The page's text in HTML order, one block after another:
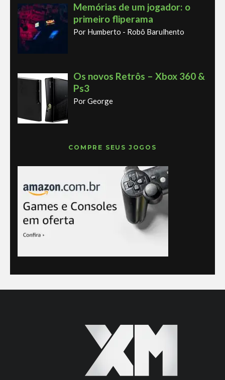
Memórias de um jogador: o
primeiro fliperama
Por Humberto - Robô Barulhento
Os novos Retrôs – Xbox 360 &
Ps3
Por George
COMPRE SEUS JOGOS